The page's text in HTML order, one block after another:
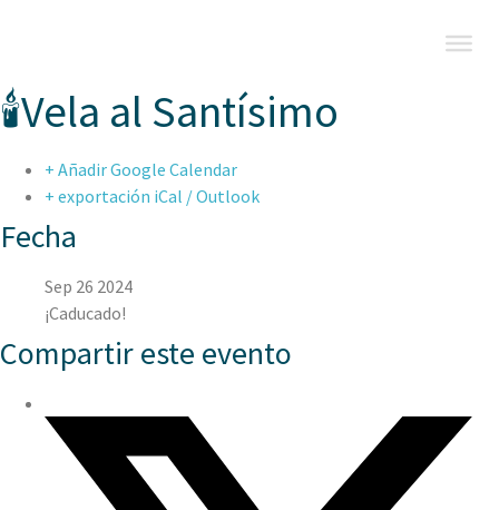
🕯️Vela al Santísimo
+ Añadir Google Calendar
+ exportación iCal / Outlook
Fecha
Sep 26 2024
¡Caducado!
Compartir este evento